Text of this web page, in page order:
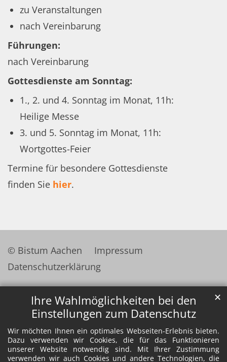
Ihre Wahlmöglichkeiten bei den
Einstellungen zum Datenschutz
Wir möchten Ihnen ein optimales Webseiten-Erlebnis bieten.
Dazu verwenden wir Cookies, die für das Funktionieren
unserer Website notwendig sind. Mit Ihrer Zustimmung
verwenden wir auch Cookies und andere Technologien, die
✕
zu Veranstaltungen
nach Vereinbarung
Führungen:
nach Vereinbarung
Gottesdienste am Sonntag:
1., 2. und 4. Sonntag im Monat, 11h:
Heilige Messe
3. und 5. Sonntag im Monat, 11h:
Wortgottes-Feier
Termine für besondere Gottesdienste
finden Sie hier.
© Bistum Aachen
Impressum
Datenschutzerklärung